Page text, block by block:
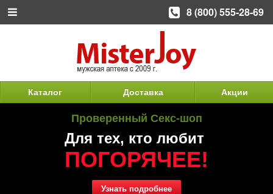
Каталог Доставка Акции
Проверенный Секс-шоп
Для тех, кто любит
ПОГОРЯЧЕЕ!
Узнать подробнее
8 (800) 555-28-69